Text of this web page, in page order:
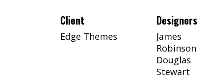
Client
Edge Themes
Designers
James
Robinson
Douglas
Stewart